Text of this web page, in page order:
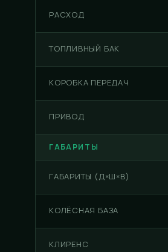
РАСХОД
ТОПЛИВНЫЙ БАК
КОРОБКА ПЕРЕДАЧ
ПРИВОД
ГАБАРИТЫ
ГАБАРИТЫ (Д×Ш×В)
КОЛЁСНАЯ БАЗА
КЛИРЕНС